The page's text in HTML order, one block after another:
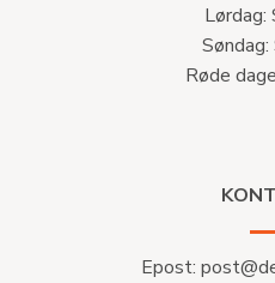
Røde
Epost: